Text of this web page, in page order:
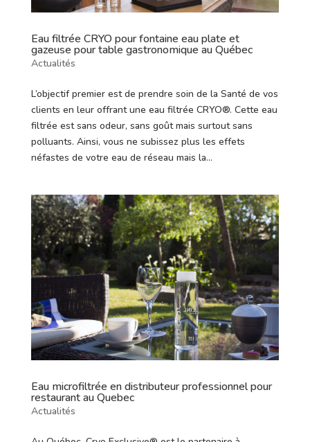
Eau filtrée CRYO pour fontaine eau plate et
gazeuse pour table gastronomique au Québec
Actualités
L’objectif premier est de prendre soin de la Santé de vos
clients en leur offrant une eau filtrée CRYO®. Cette eau
filtrée est sans odeur, sans goût mais surtout sans
polluants. Ainsi, vous ne subissez plus les effets
néfastes de votre eau de réseau mais la...
Eau microfiltrée en distributeur professionnel pour
restaurant au Quebec
Actualités